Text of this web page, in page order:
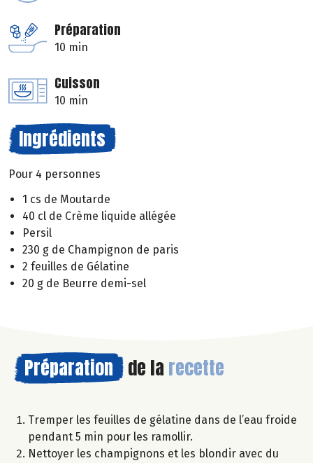
Préparation
10 min
Cuisson
10 min
Ingrédients
Pour 4 personnes
1 cs de Moutarde
40 cl de Crème liquide allégée
Persil
230 g de Champignon de paris
2 feuilles de Gélatine
20 g de Beurre demi-sel
Préparation de la recette
Tremper les feuilles de gélatine dans de l’eau froide
pendant 5 min pour les ramollir.
Nettoyer les champignons et les blondir avec du